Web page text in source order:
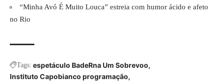
“Minha Avó É Muito Louca” estreia com humor ácido e afeto
no Rio
Tags: espetáculo BadeRna Um Sobrevoo
Instituto Capobianco programação